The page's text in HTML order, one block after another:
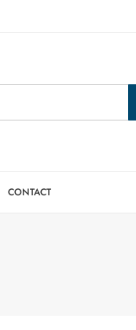
CONTACT